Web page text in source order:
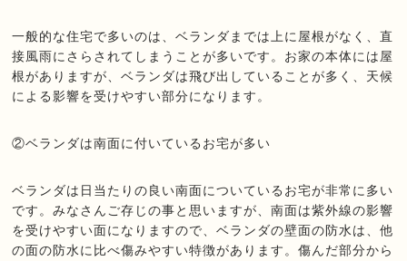
一般的な住宅で多いのは、ベランダまでは上に屋根がなく、直
接風雨にさらされてしまうことが多いです。お家の本体には屋
根がありますが、ベランダは飛び出していることが多く、天候
による影響を受けやすい部分になります。
②ベランダは南面に付いているお宅が多い
ベランダは日当たりの良い南面についているお宅が非常に多い
です。みなさんご存じの事と思いますが、南面は紫外線の影響
を受けやすい面になりますので、ベランダの壁面の防水は、他
の面の防水に比べ傷みやすい特徴があります。傷んだ部分から